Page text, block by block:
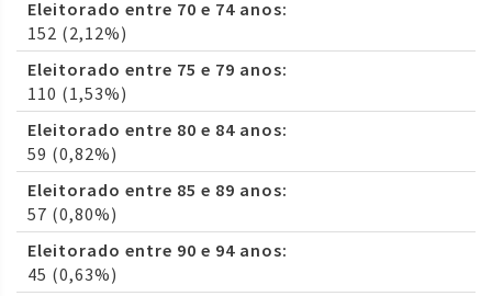
Eleitorado entre 70 e 74 anos:
152 (2,12%)
Eleitorado entre 75 e 79 anos:
110 (1,53%)
Eleitorado entre 80 e 84 anos:
59 (0,82%)
Eleitorado entre 85 e 89 anos:
57 (0,80%)
Eleitorado entre 90 e 94 anos:
45 (0,63%)